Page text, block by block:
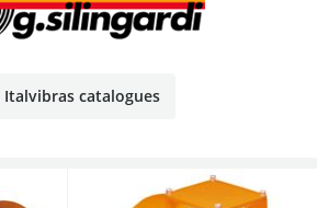
Italvibras catalogues